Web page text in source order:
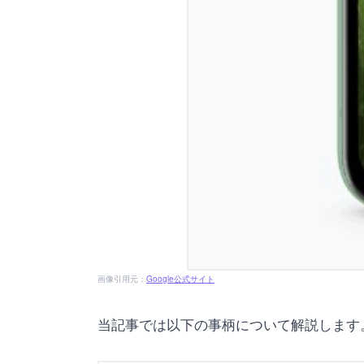
画像引用元： Google公式サイト
当記事では以下の事柄について解説します